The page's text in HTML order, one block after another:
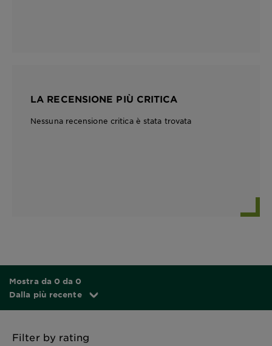
LA RECENSIONE PIÙ CRITICA
Nessuna recensione critica è stata trovata
Mostra da 0 da 0
Dalla più recente
Filter by rating